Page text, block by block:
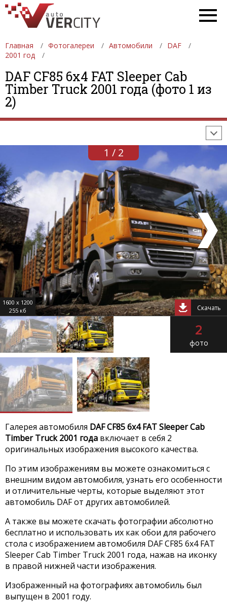
Главная Фотогалереи Автомобили
DAF
2001 год
DAF CF85 6x4 FAT Sleeper Cab
Timber Truck 2001 года (фото 1 из
2)
ФОТОГАЛЕРЕИ АВТОМОБИЛИ
ДЕВУШКИ
АВТОСАЛОНЫ
1 / 2
1600 x 1200
255 кб
Скачать
2
фото
Галерея автомобиля DAF CF85 6x4 FAT Sleeper Cab
Timber Truck 2001 года включает в себя 2
оригинальных изображения высокого качества.
По этим изображениям вы можете ознакомиться с
внешним видом автомобиля, узнать его особенности
и отличительные черты, которые выделяют этот
автомобиль DAF от других автомобилей.
А также вы можете скачать фотографии абсолютно
бесплатно и использовать их как обои для рабочего
стола с изображением автомобиля DAF CF85 6x4 FAT
Sleeper Cab Timber Truck 2001 года, нажав на иконку
в правой нижней части изображения.
Изображенный на фотографиях автомобиль был
выпущен в 2001 году.